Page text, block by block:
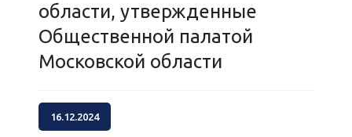
области, утвержденные
Общественной палатой
Московской области
16.12.2024